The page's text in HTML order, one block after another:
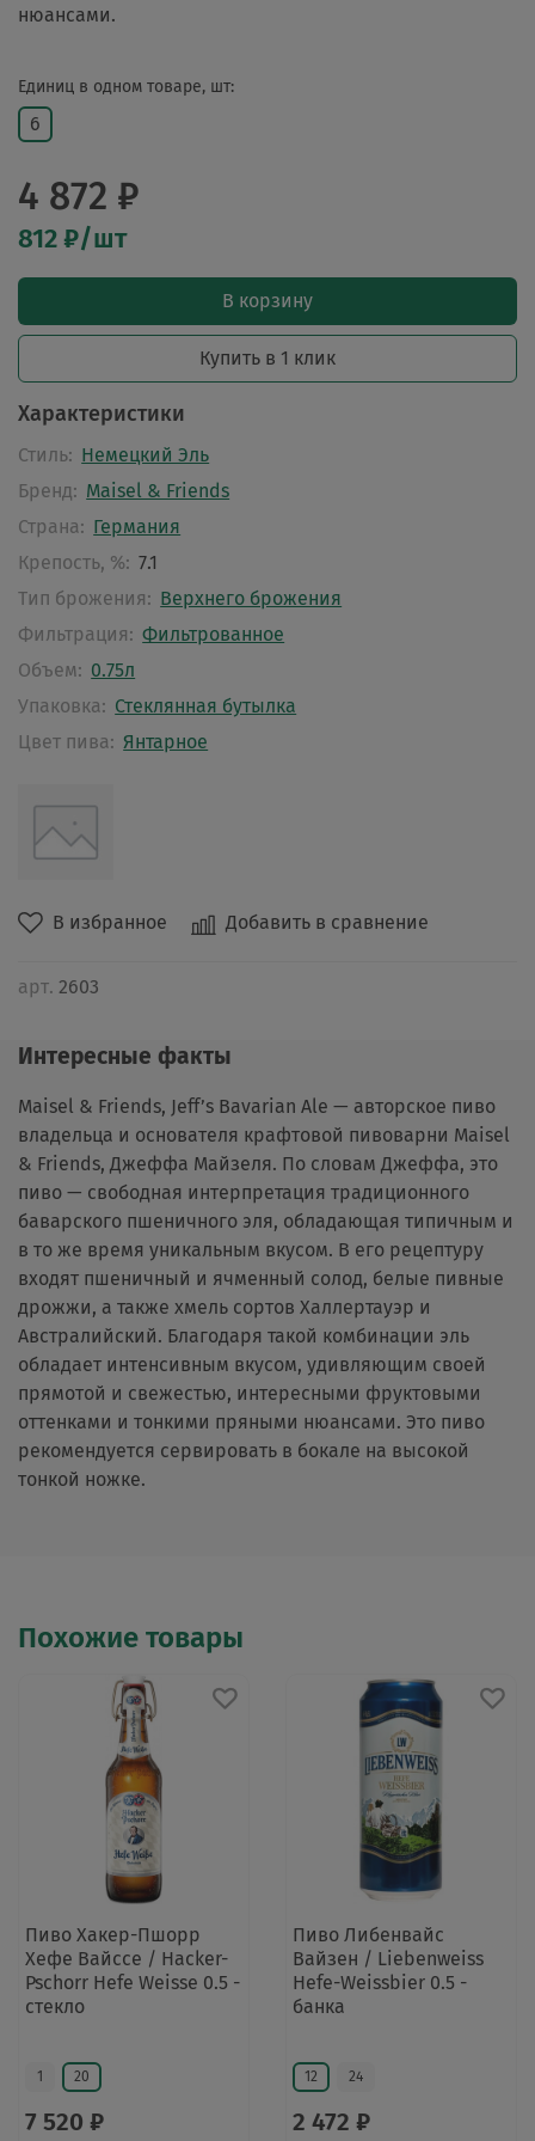
В избранное Добавить в сравнение
арт. 2603
Единиц в одном товаре, шт:
6
4 872 ₽
812 ₽/шт
В корзину
Купить в 1 клик
Характеристики
Стиль: Немецкий Эль
Бренд: Maisel & Friends
Страна: Германия
Крепость, %: 7.1
Тип брожения: Верхнего брожения
Фильтрация: Фильтрованное
Объем: 0.75л
Упаковка: Стеклянная бутылка
Цвет пива: Янтарное
нюансами.
Интересные факты
Maisel & Friends, Jeff’s Bavarian Ale — авторское пиво
владельца и основателя крафтовой пивоварни Maisel
& Friends, Джеффа Майзеля. По словам Джеффа, это
пиво — свободная интерпретация традиционного
баварского пшеничного эля, обладающая типичным и
в то же время уникальным вкусом. В его рецептуру
входят пшеничный и ячменный солод, белые пивные
дрожжи, а также хмель сортов Халлертауэр и
Австралийский. Благодаря такой комбинации эль
обладает интенсивным вкусом, удивляющим своей
прямотой и свежестью, интересными фруктовыми
оттенками и тонкими пряными нюансами. Это пиво
рекомендуется сервировать в бокале на высокой
тонкой ножке.
Похожие товары
Пиво Хакер-Пшорр
Хефе Вайссе / Hacker-
Pschorr Hefe Weisse 0.5 -
стекло
1 20
7 520 ₽
Пиво Либенвайс
Вайзен / Liebenweiss
Hefe-Weissbier 0.5 -
банка
12 24
2 472 ₽